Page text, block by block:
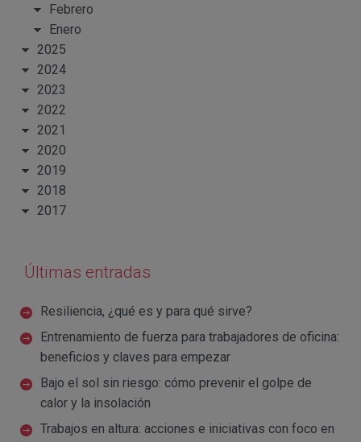
Febrero
Enero
2025
2024
2023
2022
2021
2020
2019
2018
2017
Últimas entradas
Resiliencia, ¿qué es y para qué sirve?
Entrenamiento de fuerza para trabajadores de oficina:
beneficios y claves para empezar
Bajo el sol sin riesgo: cómo prevenir el golpe de
calor y la insolación
Trabajos en altura: acciones e iniciativas con foco en